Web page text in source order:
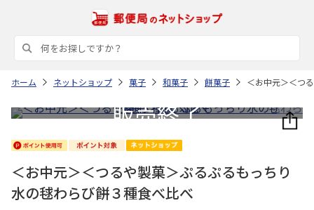
ホーム ネットショップ 菓子 和菓子 餅菓子 ＜お中元＞＜つ
＜お中元＞＜つるや製菓＞ぷるぷるもっちり
水の毬わらび餅３種食べ比べ